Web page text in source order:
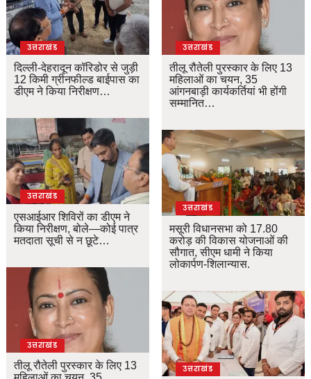
उत्तराखंड
दिल्ली-देहरादून कॉरिडोर से जुड़ी
12 किमी ग्रीनफील्ड बाईपास का
डीएम ने किया निरीक्षण…
उत्तराखंड
एसआईआर शिविरों का डीएम ने
किया निरीक्षण, बोले—कोई पात्र
मतदाता सूची से न छूटे…
उत्तराखंड
तीलू रौतेली पुरस्कार के लिए 13
उत्तराखंड
तीलू रौतेली पुरस्कार के लिए 13
महिलाओं का चयन, 35
आंगनबाड़ी कार्यकर्तियां भी होंगी
सम्मानित…
उत्तराखंड
मसूरी विधानसभा को 17.80
करोड़ की विकास योजनाओं की
सौगात, सीएम धामी ने किया
लोकार्पण-शिलान्यास.
उत्तराखंड